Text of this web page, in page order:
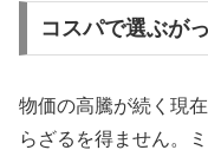
コスパで選ぶが
物価の高騰が続く現
らざるを得ません。